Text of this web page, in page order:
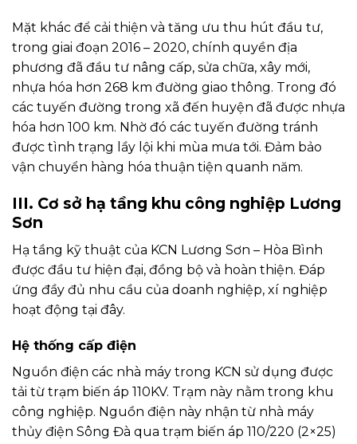
Mặt khác để cải thiện và tăng ưu thu hút đầu tư,
trong giai đoạn 2016 – 2020, chính quyền địa
phương đã đầu tư nâng cấp, sửa chữa, xây mới,
nhựa hóa hơn 268 km đường giao thông. Trong đó
các tuyến đường trong xã đến huyện đã được nhựa
hóa hơn 100 km. Nhờ đó các tuyến đường tránh
được tình trạng lầy lội khi mùa mưa tới. Đảm bảo
vận chuyển hàng hóa thuận tiện quanh năm.
III. Cơ sở hạ tầng khu công nghiệp Lương
Sơn
Hạ tầng kỹ thuật của KCN Lương Sơn – Hòa Bình
được đầu tư hiện đại, đồng bộ và hoàn thiện. Đáp
ứng đầy đủ nhu cầu của doanh nghiệp, xí nghiệp
hoạt động tại đây.
Hệ thống cấp điện
Nguồn điện các nhà máy trong KCN sử dụng được
tải từ trạm biến áp 110KV. Trạm này nằm trong khu
công nghiệp. Nguồn điện này nhận từ nhà máy
thủy điện Sông Đà qua trạm biến áp 110/220 (2×25)